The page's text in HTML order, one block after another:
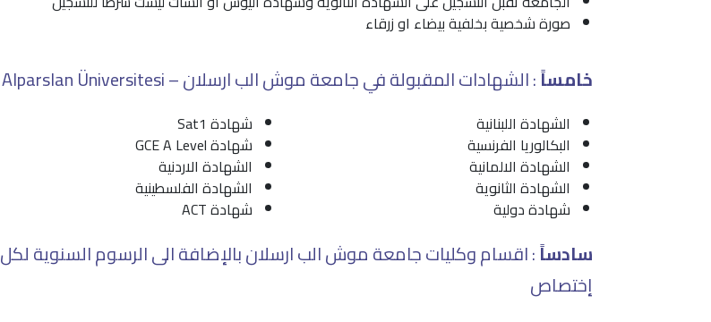
صورة شخصية بخلفية بيضاء او زرقاء
خامساً: الشهادات المقبولة في جامعة موش الب ارسلان – Muş Alparslan Üniversitesi
شهادة Sat1
شهادة GCE A Level
الشهادة الاردنية
الشهادة الفلسطينية
شهادة ACT
الشهادة اللبنانية
البكالوريا الفرنسية
الشهادة الالمانية
الشهادة الثانوية
شهادة دولية
سادساً: اقسام وكليات جامعة موش الب ارسلان بالإضافة الى الرسوم السنوية لكل
إختصاص